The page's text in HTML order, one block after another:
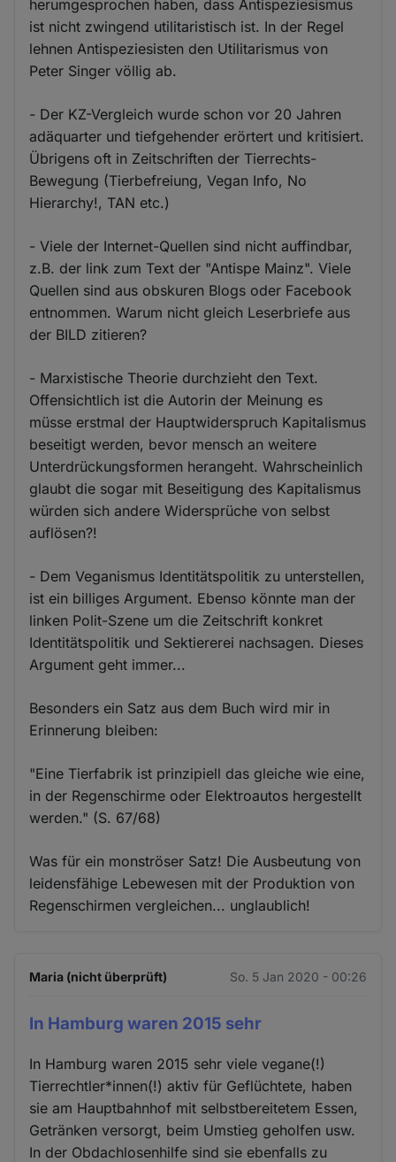
herumgesprochen haben, dass Antispeziesismus
ist nicht zwingend utilitaristisch ist. In der Regel
lehnen Antispeziesisten den Utilitarismus von
Peter Singer völlig ab.
- Der KZ-Vergleich wurde schon vor 20 Jahren
adäquarter und tiefgehender erörtert und kritisiert.
Übrigens oft in Zeitschriften der Tierrechts-
Bewegung (Tierbefreiung, Vegan Info, No
Hierarchy!, TAN etc.)
- Viele der Internet-Quellen sind nicht auffindbar,
z.B. der link zum Text der "Antispe Mainz". Viele
Quellen sind aus obskuren Blogs oder Facebook
entnommen. Warum nicht gleich Leserbriefe aus
der BILD zitieren?
- Marxistische Theorie durchzieht den Text.
Offensichtlich ist die Autorin der Meinung es
müsse erstmal der Hauptwiderspruch Kapitalismus
beseitigt werden, bevor mensch an weitere
Unterdrückungsformen herangeht. Wahrscheinlich
glaubt die sogar mit Beseitigung des Kapitalismus
würden sich andere Widersprüche von selbst
auflösen?!
- Dem Veganismus Identitätspolitik zu unterstellen,
ist ein billiges Argument. Ebenso könnte man der
linken Polit-Szene um die Zeitschrift konkret
Identitätspolitik und Sektiererei nachsagen. Dieses
Argument geht immer...
Besonders ein Satz aus dem Buch wird mir in
Erinnerung bleiben:
"Eine Tierfabrik ist prinzipiell das gleiche wie eine,
in der Regenschirme oder Elektroautos hergestellt
werden." (S. 67/68)
Was für ein monströser Satz! Die Ausbeutung von
leidensfähige Lebewesen mit der Produktion von
Regenschirmen vergleichen... unglaublich!
Maria (nicht überprüft) So. 5 Jan 2020 - 00:26
In Hamburg waren 2015 sehr
In Hamburg waren 2015 sehr viele vegane(!)
Tierrechtler*innen(!) aktiv für Geflüchtete, haben
sie am Hauptbahnhof mit selbstbereitetem Essen,
Getränken versorgt, beim Umstieg geholfen usw.
In der Obdachlosenhilfe sind sie ebenfalls zu